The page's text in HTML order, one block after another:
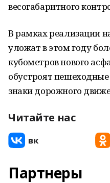
весогабаритного
В рамках реализации
уложат в этом году
кубометров нового
обустроят
знаки дорожного
Читайте нас
Партнеры